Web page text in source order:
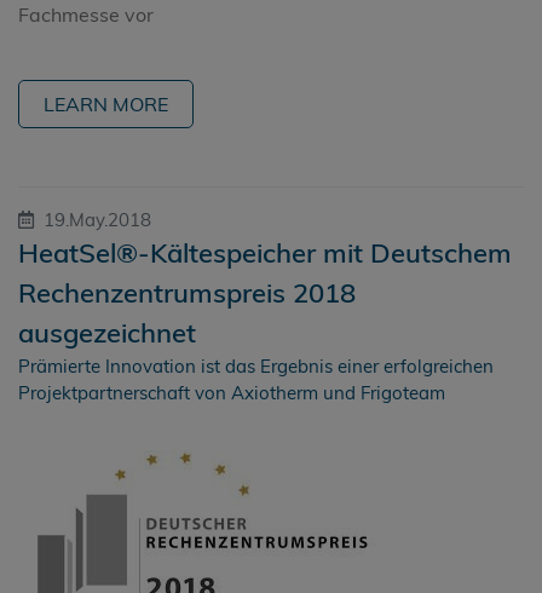
Fachmesse vor
LEARN MORE
19.May.2018
HeatSel®-Kältespeicher mit Deutschem
Rechenzentrumspreis 2018
ausgezeichnet
Prämierte Innovation ist das Ergebnis einer erfolgreichen
Projektpartnerschaft von Axiotherm und Frigoteam